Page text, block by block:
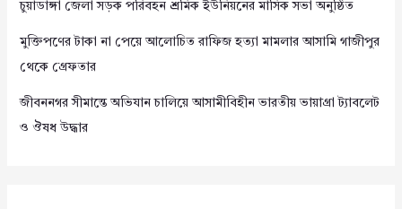
চুয়াডাঙ্গা জেলা সড়ক পরিবহন শ্রমিক ইউনিয়নের মাসিক সভা অনুষ্ঠিত
মুক্তিপণের টাকা না পেয়ে আলোচিত রাফিজ হত্যা মামলার আসামি গাজীপুর
থেকে গ্রেফতার
জীবননগর সীমান্তে অভিযান চালিয়ে আসামীবিহীন ভারতীয় ভায়াগ্রা ট্যাবলেট
ও ঔষধ উদ্ধার